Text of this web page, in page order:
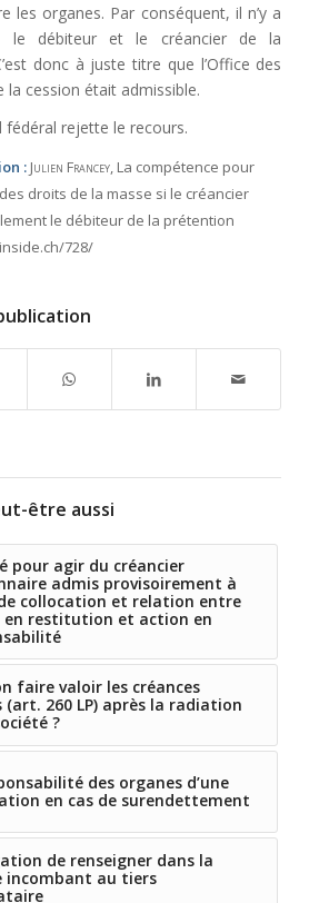
les organes. Par conséquent, il n’y a
le débiteur et le créancier de la
donc à juste titre que l’Office des
la cession était admissible.
fédéral rejette le recours.
: Julien Francey, La compétence pour
droits de la masse si le créancier
le débiteur de la prétention
728/
être aussi
pour agir du créancier
admis provisoirement à
collocation et relation entre
en restitution et action en
faire valoir les créances
(art. 260 LP) après la radiation
?
des organes d’une
en cas de surendettement
de renseigner dans la
au tiers